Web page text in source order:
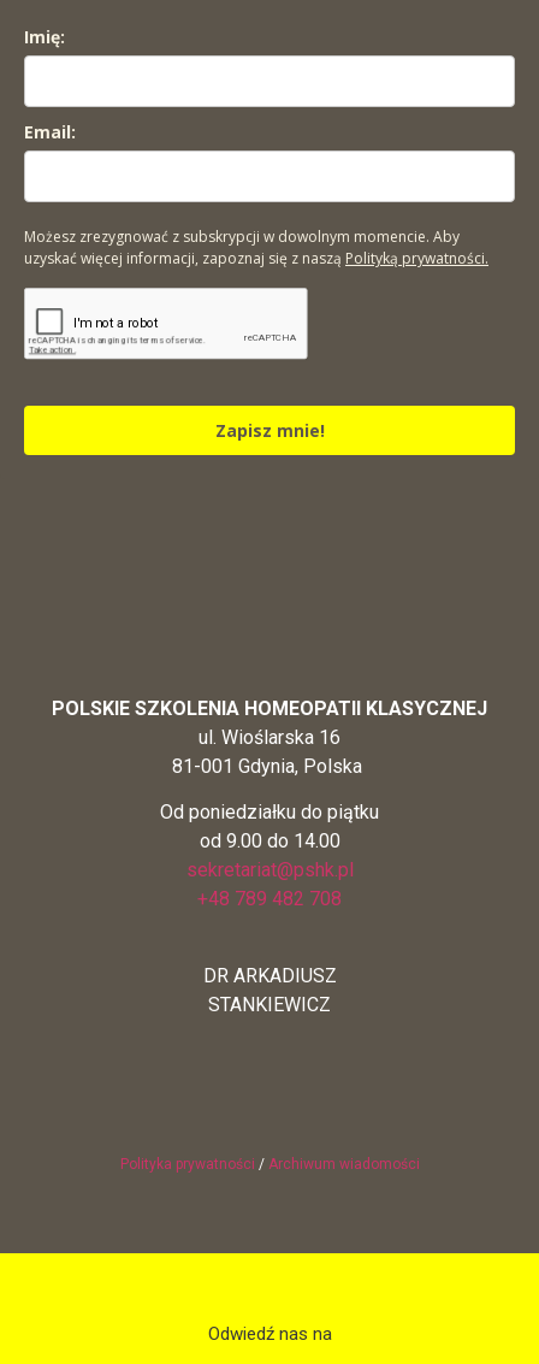
Imię:
Email:
Możesz zrezygnować z subskrypcji w dowolnym momencie. Aby
uzyskać więcej informacji, zapoznaj się z naszą Polityką prywatności.
Zapisz mnie!
POLSKIE SZKOLENIA HOMEOPATII KLASYCZNEJ
ul. Wioślarska 16
81-001 Gdynia, Polska
Od poniedziałku do piątku
od 9.00 do 14.00
sekretariat@pshk.pl
+48 789 482 708
DR ARKADIUSZ
STANKIEWICZ
Polityka prywatności / Archiwum wiadomości
Odwiedź nas na